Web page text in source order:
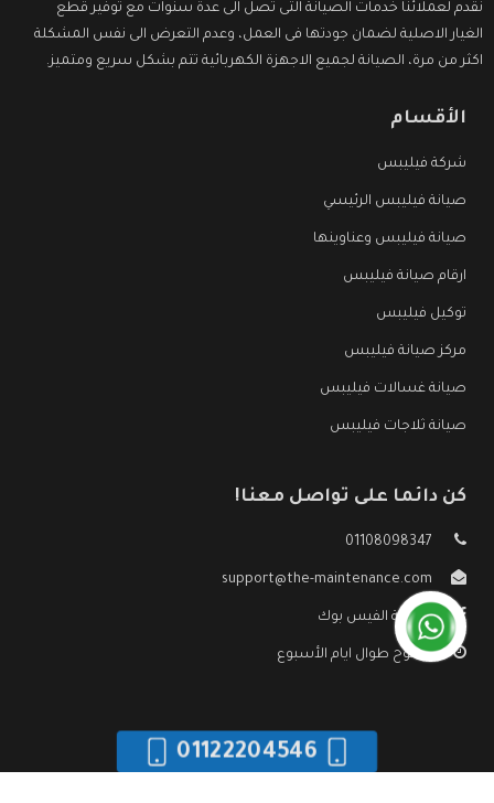
نقدم لعملائنا خدمات الصيانة التى تصل الى عدة سنوات مع توفير قطع
الغيار الاصلية لضمان جودتها فى العمل، وعدم التعرض الى نفس المشكلة
اكثر من مرة، الصيانة لجميع الاجهزة الكهربائية تتم بشكل سريع ومتميز.
الأقسام
شركة فيليبس
صيانة فيليبس الرئيسي
صيانة فيليبس وعناوينها
ارقام صيانة فيليبس
توكيل فيليبس
مركز صيانة فيليبس
صيانة غسالات فيليبس
صيانة ثلاجات فيليبس
كن دائما على تواصل معنا!
01108098347
support@the-maintenance.com
صفحة الفيس بوك
مفتوح طوال ايام الأسبوع
01122204546